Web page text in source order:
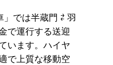
」では半蔵門 ⇄ 羽
で運行する送迎
います。ハイヤ
で上質な移動空